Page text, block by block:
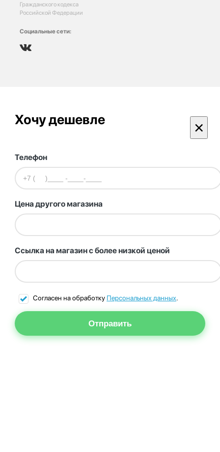
Гражданского кодекса
Российской Федерации
Социальные сети:
Хочу дешевле ×
Телефон
Цена другого магазина
Ссылка на магазин с более низкой ценой
Согласен на обработку Персональных данных.
Отправить